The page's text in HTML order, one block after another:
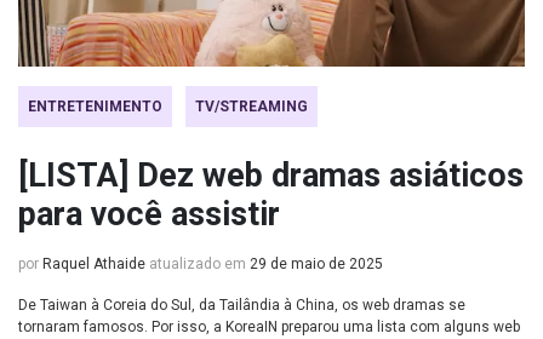
ENTRETENIMENTO TV/STREAMING
[LISTA] Dez web dramas asiáticos
para você assistir
por Raquel Athaide atualizado em 29 de maio de 2025
De Taiwan à Coreia do Sul, da Tailândia à China, os web dramas se
tornaram famosos. Por isso, a KoreaIN preparou uma lista com alguns web